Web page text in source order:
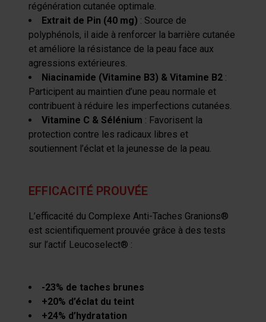
régénération cutanée optimale.
Extrait de Pin (40 mg) : Source de
polyphénols, il aide à renforcer la barrière cutanée
et améliore la résistance de la peau face aux
agressions extérieures.
Niacinamide (Vitamine B3) & Vitamine B2 :
Participent au maintien d’une peau normale et
contribuent à réduire les imperfections cutanées.
Vitamine C & Sélénium : Favorisent la
protection contre les radicaux libres et
soutiennent l’éclat et la jeunesse de la peau.
EFFICACITÉ PROUVÉE
L’efficacité du Complexe Anti-Taches Granions®
est scientifiquement prouvée grâce à des tests
sur l’actif Leucoselect® :
-23% de taches brunes
+20% d’éclat du teint
+24% d’hydratation